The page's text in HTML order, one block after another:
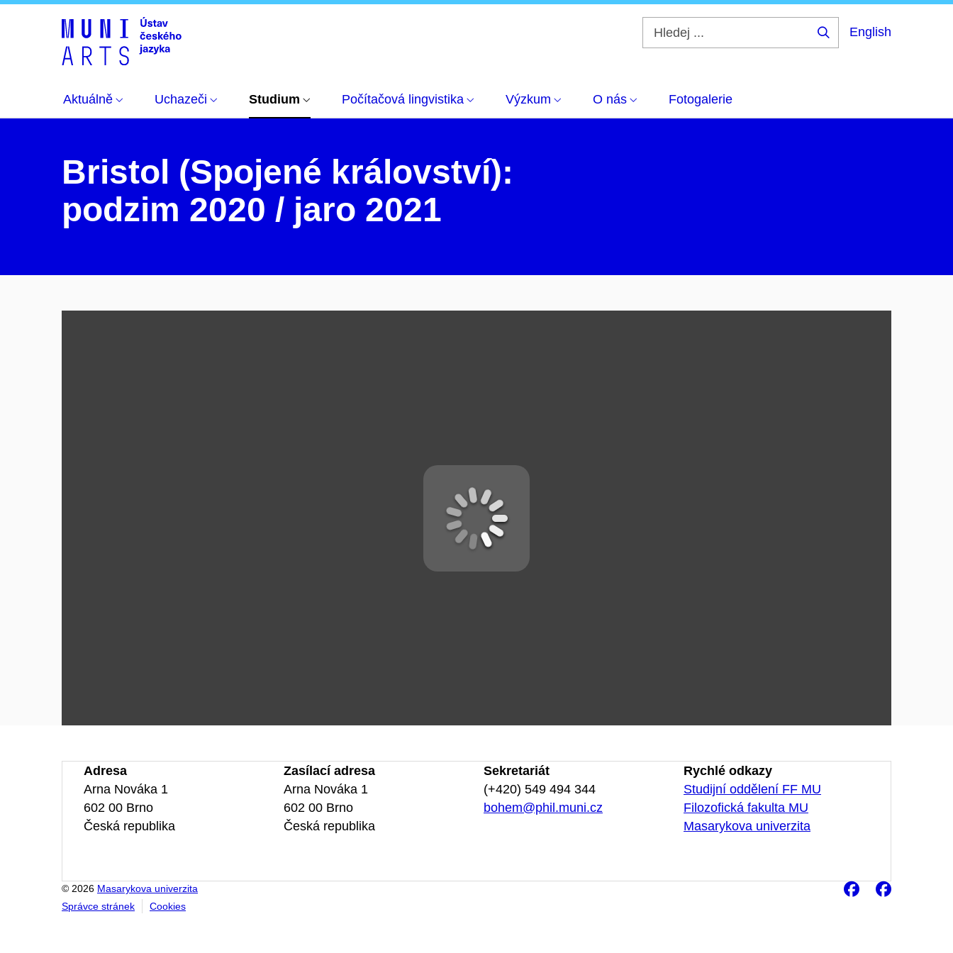
English
Aktuálně Uchazeči Studium Počítačová lingvistika Výzkum O nás Fotogalerie
Bristol (Spojené království):
podzim 2020 / jaro 2021
Adresa
Arna Nováka 1
602 00 Brno
Česká republika
Zasílací adresa
Arna Nováka 1
602 00 Brno
Česká republika
Sekretariát
(+420) 549 494 344
bohem@phil.muni.cz
Rychlé odkazy
Studijní oddělení FF MU
Filozofická fakulta MU
Masarykova univerzita
© 2026 Masarykova univerzita
Správce stránek
Cookies
Facebook